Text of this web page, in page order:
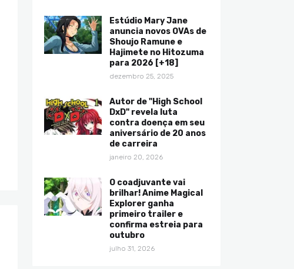
Estúdio Mary Jane
anuncia novos OVAs de
Shoujo Ramune e
Hajimete no Hitozuma
para 2026 [+18]
dezembro 25, 2025
Autor de "High School
DxD" revela luta
contra doença em seu
aniversário de 20 anos
de carreira
janeiro 20, 2026
O coadjuvante vai
brilhar! Anime Magical
Explorer ganha
primeiro trailer e
confirma estreia para
outubro
julho 31, 2026